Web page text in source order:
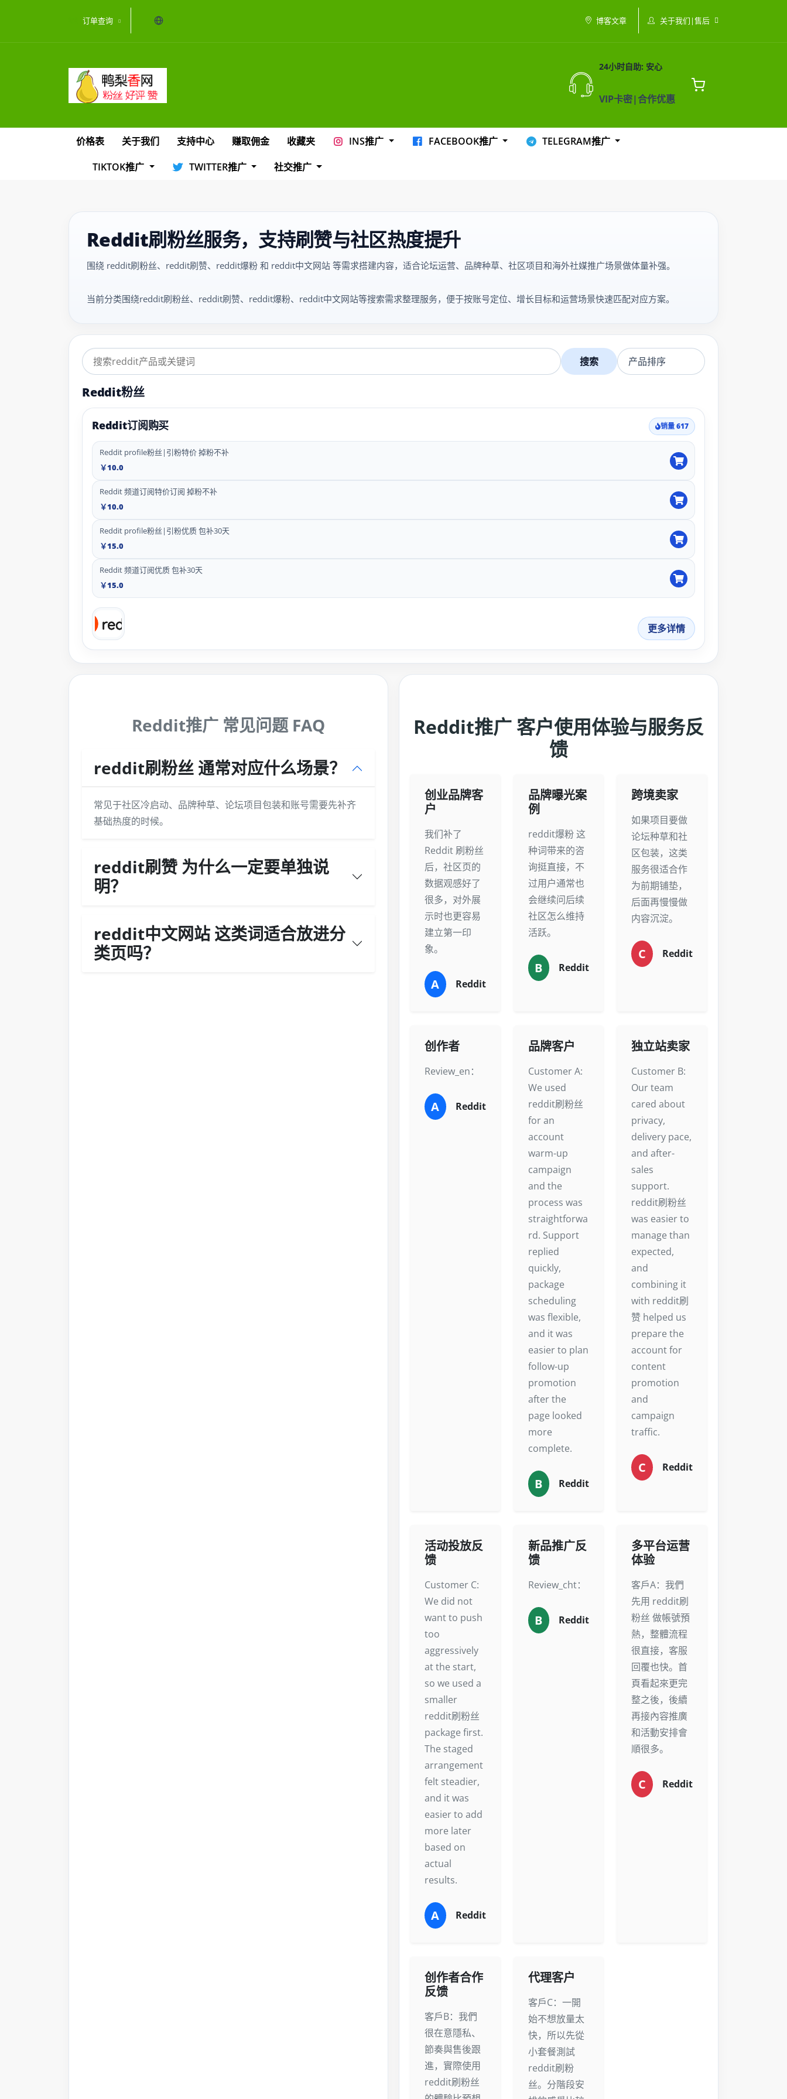
订单查询 当前语言：中文 博客文章 关于我们|售后
24小时自助: 安心
VIP卡密|合作优惠
价格表 关于我们 支持中心 赚取佣金 收藏夹 INS推广 FACEBOOK推广
TELEGRAM推广
TIKTOK推广
TWITTER推广 社交推广
Reddit刷粉丝服务，支持刷赞与社区热度提升
围绕 reddit刷粉丝、reddit刷赞、reddit爆粉 和 reddit中文网站 等需求搭建内容，适合论坛运营、品牌种草、社区项目和海外社媒推广场景做体量补强。
当前分类围绕reddit刷粉丝、reddit刷赞、reddit爆粉、reddit中文网站等搜索需求整理服务，便于按账号定位、增长目标和运营场景快速匹配对应方案。
搜索
Reddit粉丝
Reddit订阅购买 销量 617
Reddit profile粉丝|引粉特价 掉粉不补
￥10.0
Reddit 频道订阅特价订阅 掉粉不补
￥10.0
Reddit profile粉丝|引粉优质 包补30天
￥15.0
Reddit 频道订阅优质 包补30天
￥15.0
更多详情
Reddit推广 常见问题 FAQ
reddit刷粉丝 通常对应什么场景？
常见于社区冷启动、品牌种草、论坛项目包装和账号需要先补齐
基础热度的时候。
reddit刷赞 为什么一定要单独说
明？
reddit中文网站 这类词适合放进分
类页吗？
Reddit推广 客户使用体验与服务反
馈
创业品牌客
户
我们补了
Reddit 刷粉丝
后，社区页的
数据观感好了
很多，对外展
示时也更容易
建立第一印
象。
A Reddit
品牌曝光案
例
reddit爆粉 这
种词带来的咨
询挺直接，不
过用户通常也
会继续问后续
社区怎么维持
活跃。
B Reddit
跨境卖家
如果项目要做
论坛种草和社
区包装，这类
服务很适合作
为前期铺垫，
后面再慢慢做
内容沉淀。
C Reddit
创作者
Review_en：
A Reddit
品牌客户
Customer A:
We used
reddit刷粉丝
for an
account
warm-up
campaign
and the
process was
straightforwa
rd. Support
replied
quickly,
package
scheduling
was flexible,
and it was
easier to plan
follow-up
promotion
after the
page looked
more
complete.
B Reddit
独立站卖家
Customer B:
Our team
cared about
privacy,
delivery pace,
and after-
sales
support.
reddit刷粉丝
was easier to
manage than
expected,
and
combining it
with reddit刷
赞 helped us
prepare the
account for
content
promotion
and
campaign
traffic.
C Reddit
活动投放反
馈
Customer C:
We did not
want to push
too
aggressively
at the start,
so we used a
smaller
reddit刷粉丝
package first.
The staged
arrangement
felt steadier,
and it was
easier to add
more later
based on
actual
results.
A Reddit
新品推广反
馈
Review_cht：
B Reddit
多平台运营
体验
客戶A：我們
先用 reddit刷
粉丝 做帳號預
熱，整體流程
很直接，客服
回覆也快。首
頁看起來更完
整之後，後續
再接內容推廣
和活動安排會
順很多。
C Reddit
创作者合作
反馈
客戶B：我們
很在意隱私、
節奏與售後跟
進，實際使用
reddit刷粉丝
代理客户
客戶C：一開
始不想放量太
快，所以先從
小套餐測試
reddit刷粉
丝。分階段安